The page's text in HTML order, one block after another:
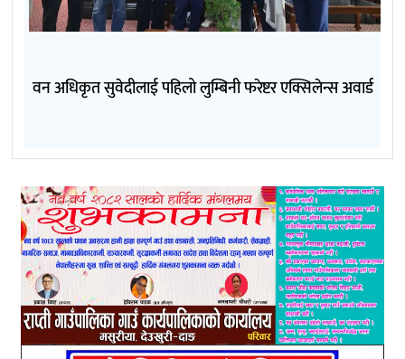
वन अधिकृत सुवेदीलाई पहिलो लुम्बिनी फरेष्टर एक्सिलेन्स अवार्ड